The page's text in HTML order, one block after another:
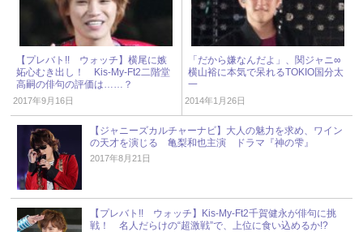
【プレバト!! ウォッチ】横尾に嫉
妬心むき出し！ Kis-My-Ft2二階堂
高嗣の俳句の評価は……？
2017年9月16日
「だから嫌なんだよ」、関ジャニ∞
横山裕に本気で呆れるTOKIO国分太
一
2014年1月26日
【ジャニーズカルチャーナビ】大人の魅力を求め、ワイン
の天才を演じる 亀梨和也主演 ドラマ『神の雫』
2017年8月21日
【プレバト!! ウォッチ】Kis-My-Ft2千賀健永が俳句に挑
戦！ 名人だらけの“超激戦”で、上位に食い込めるか!?